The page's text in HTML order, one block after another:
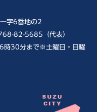
字6番地の2
82-5685（代表）
時30分まで※土曜日・日曜